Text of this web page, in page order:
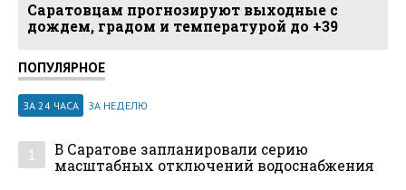
Саратовцам прогнозируют выходные с
дождем, градом и температурой до +39
ПОПУЛЯРНОЕ
ЗА 24 ЧАСА ЗА НЕДЕЛЮ
1
В Саратове запланировали серию
масштабных отключений водоснабжения